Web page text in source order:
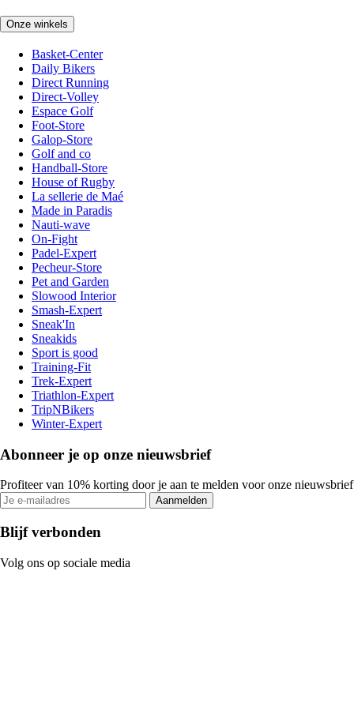
Onze winkels
Basket-Center
Daily Bikers
Direct Running
Direct-Volley
Espace Golf
Foot-Store
Galop-Store
Golf and co
Handball-Store
House of Rugby
La sellerie de Maé
Made in Paradis
Nauti-wave
On-Fight
Padel-Expert
Pecheur-Store
Pet and Garden
Slowood Interior
Smash-Expert
Sneak'In
Sneakids
Sport is good
Training-Fit
Trek-Expert
Triathlon-Expert
TripNBikers
Winter-Expert
Abonneer je op onze nieuwsbrief
Profiteer van 10% korting door je aan te melden voor onze nieuwsbrief
Aanmelden
Blijf verbonden
Volg ons op sociale media